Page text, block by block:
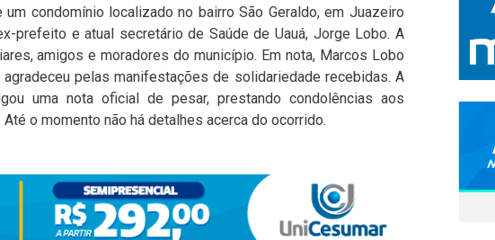
condomínio localizado no bairro São Geraldo, em Juazeiro
prefeito e atual secretário de Saúde de Uauá, Jorge Lobo. A
amigos e moradores do município. Em nota, Marcos Lobo
pelas manifestações de solidariedade recebidas. A
uma nota oficial de pesar, prestando condolências aos
o momento não há detalhes acerca do ocorrido.